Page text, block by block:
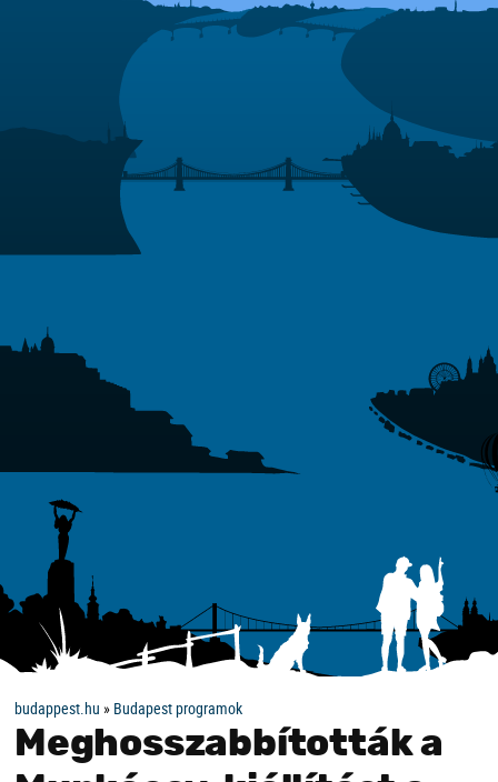
budappest.hu » Budapest programok
Meghosszabbították a